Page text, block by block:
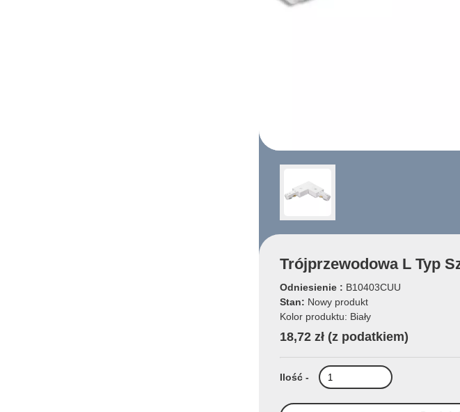
Trójprzewodowa L Typ
Odniesienie : B10403CUU
Stan: Nowy produkt
Kolor produktu: Biały
18,72 zł (z podatkiem)
Ilość -